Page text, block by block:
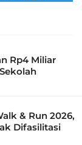
Rp4 Miliar
& Run 2026,
Difasilitasi